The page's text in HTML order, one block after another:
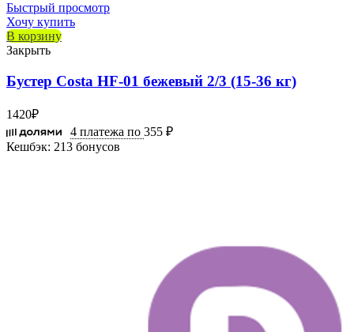
Быстрый просмотр
Хочу купить
В корзину
Закрыть
Бустер Costa HF-01 бежевый 2/3 (15-36 кг)
1420₽
4 платежа по 355 ₽
Кешбэк: 213 бонусов